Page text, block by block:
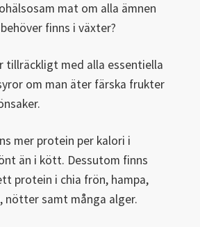
mat om alla ämnen
finns i växter?
tillräckligt med alla essentiella
om man äter färska frukter
mer protein per kalori i
än i kött. Dessutom finns
protein i chia frön, hampa,
nötter samt många alger.